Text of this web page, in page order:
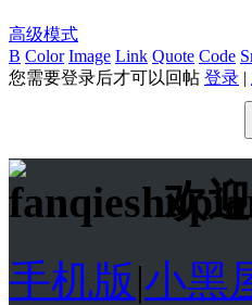
高级模式
B Color Image Link Quote Code
您需要登录后才可以回帖 登录 |
欢
手机版|小黑